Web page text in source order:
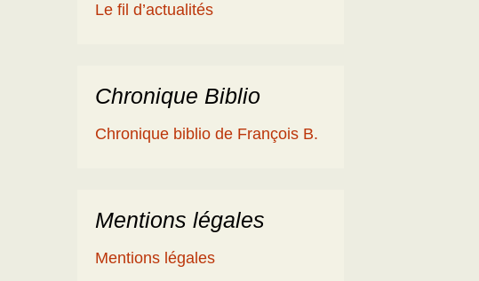
Le fil d’actualités
Chronique Biblio
Chronique biblio de François B.
Mentions légales
Mentions légales